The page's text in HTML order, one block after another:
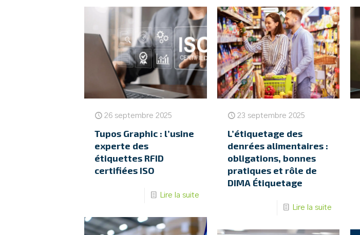
26 septembre 2025
Tupos Graphic : l’usine
experte des
étiquettes RFID
certifiées ISO
Lire la suite
23 septembre 2025
L’étiquetage des
denrées alimentaires :
obligations, bonnes
pratiques et rôle de
DIMA Étiquetage
Lire la suite